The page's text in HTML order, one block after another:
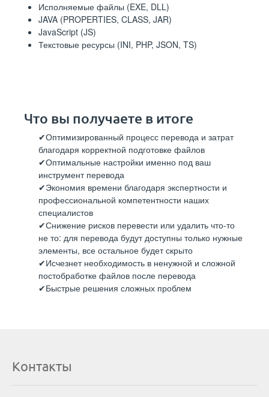
Исполняемые файлы (EXE, DLL)
JAVA (PROPERTIES, CLASS, JAR)
JavaScript (JS)
Текстовые ресурсы (INI, PHP, JSON, TS)
Что вы получаете в итоге
Оптимизированный процесс перевода и затрат
благодаря корректной подготовке файлов
Оптимальные настройки именно под ваш
инструмент перевода
Экономия времени благодаря экспертности и
профессиональной компетентности наших
специалистов
Снижение рисков перевести или удалить что-то
не то: для перевода будут доступны только нужные
элементы, все остальное будет скрыто
Исчезнет необходимость в ненужной и сложной
постобработке файлов после перевода
Быстрые решения сложных проблем
Контакты